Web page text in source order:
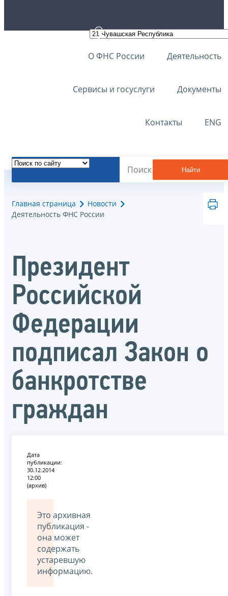
О ФНС России Деятельность
Сервисы и госуслуги Документы
Контакты ENG
Найти
Главная страница
Новости
Деятельность ФНС России
Президент
Российской
Федерации
подписал Закон о
банкротстве
граждан
Дата
публикации:
30.12.2014
12:00
(архив)
Это архивная
публикация -
она может
содержать
устаревшую
информацию.